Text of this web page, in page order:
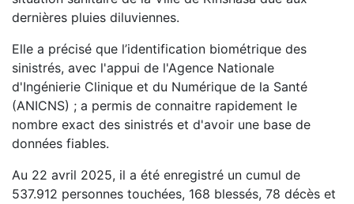
dernières pluies diluviennes.
Elle a précisé que l’identification biométrique des
sinistrés, avec l'appui de l'Agence Nationale
d'Ingénierie Clinique et du Numérique de la Santé
(ANICNS) ; a permis de connaitre rapidement le
nombre exact des sinistrés et d'avoir une base de
données fiables.
Au 22 avril 2025, il a été enregistré un cumul de
537.912 personnes touchées, 168 blessés, 78 décès et